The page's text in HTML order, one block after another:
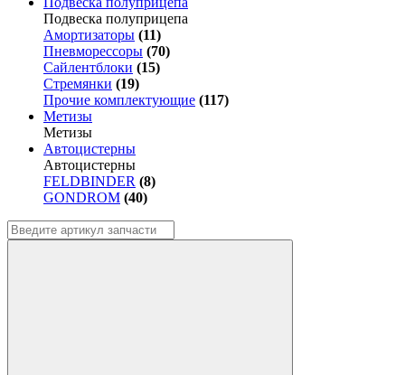
Подвеска полуприцепа
Амортизаторы (11)
Пневморессоры (70)
Сайлентблоки (15)
Стремянки (19)
Прочие комплектующие (117)
Метизы
Метизы
Автоцистерны
Автоцистерны
FELDBINDER (8)
GONDROM (40)